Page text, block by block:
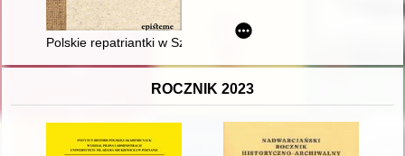
Polskie repatriantki w Szwecji - zostać czy wracać do kraju? :
ROCZNIK 2023